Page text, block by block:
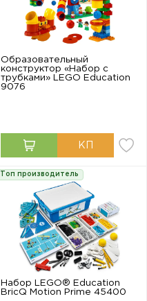
Образовательный
конструктор «Набор с
трубками» LEGO Education
9076
Топ производитель
Набор LEGO® Education
BricQ Motion Prime 45400